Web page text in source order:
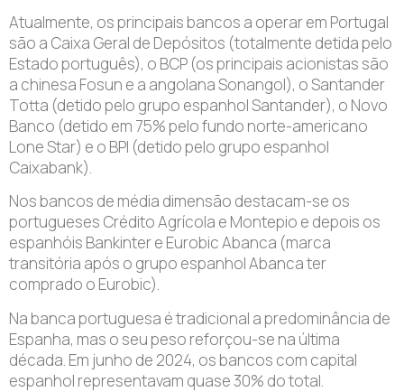
Atualmente, os principais bancos a operar em Portugal
são a Caixa Geral de Depósitos (totalmente detida pelo
Estado português), o BCP (os principais acionistas são
a chinesa Fosun e a angolana Sonangol), o Santander
Totta (detido pelo grupo espanhol Santander), o Novo
Banco (detido em 75% pelo fundo norte-americano
Lone Star) e o BPI (detido pelo grupo espanhol
Caixabank).
Nos bancos de média dimensão destacam-se os
portugueses Crédito Agrícola e Montepio e depois os
espanhóis Bankinter e Eurobic Abanca (marca
transitória após o grupo espanhol Abanca ter
comprado o Eurobic).
Na banca portuguesa é tradicional a predominância de
Espanha, mas o seu peso reforçou-se na última
década. Em junho de 2024, os bancos com capital
espanhol representavam quase 30% do total.